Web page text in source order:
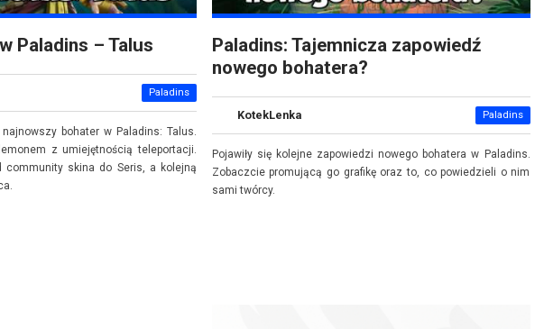
Paladins – Talus
Paladins
bohater w Paladins: Talus.
z umiejętnością teleportacji.
community skina do Seris, a kolejną
Paladins: Tajemnicza zapowiedź
nowego bohatera?
KotekLenka Paladins
Pojawiły się kolejne zapowiedzi nowego bohatera w Paladins.
Zobaczcie promującą go grafikę oraz to, co powiedzieli o nim
sami twórcy.